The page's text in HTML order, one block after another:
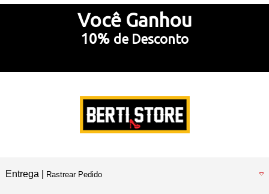
no Cartão de Crédito
5% Desconto
Você Ganhou
10% de Desconto
Entrega | Rastrear Pedido